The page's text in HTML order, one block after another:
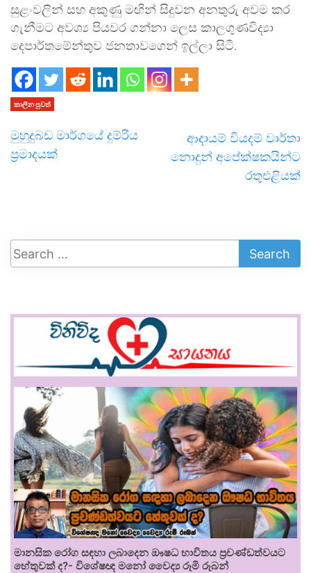
සුළංවලින් සහ අකුණු මඟින් සිදුවන අනතුරු අවම කර
ගැනීමට අවශ්‍ය පියවර ගන්නා ලෙස කාලගුණවිද්‍යා
දෙපාර්තමේන්තුව ජනතාවගෙන් ඉල්ලා සිටී.
කාලීන පුවත්
මුහුදුබඩ මාර්ගයේ දුම්රිය
ප්‍රමාදයක්
ආදායම් වියදම් වාර්තා
නොදුන් අපේක්ෂකයින්ට
රතුඑළියක්
මානසික රෝග සඳහා ලබාදෙන ඖෂධ භාවිතය ප්‍රචණ්ඩත්වයට
හේතුවක් ද?- විශේෂඥ මනෝ වෛද්‍ය රූමි රූබන්